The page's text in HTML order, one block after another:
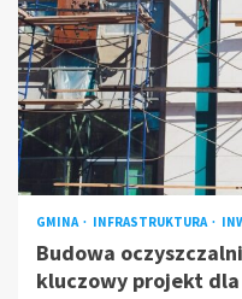
GMINA INFRASTRUKTURA
Budowa
kluczowy projekt dla